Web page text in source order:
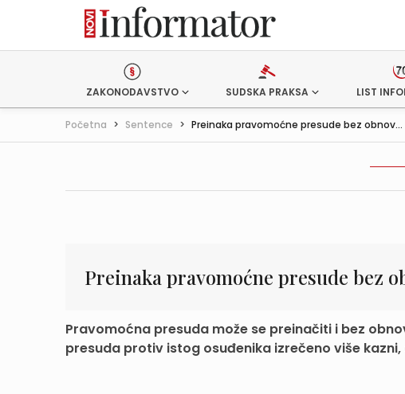
ZAKONODAVSTVO SUDSKA PRAKSA LIST
Početna > Sentence > Preinaka pravomoćne presude bez obnov...
Preinaka pravomoćne presude bez
Pravomoćna presuda može se preinačiti i bez
presuda protiv istog osuđenika izrečeno više kazni,